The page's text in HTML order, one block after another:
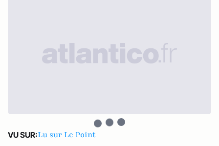
VU SUR:Lu sur Le Point